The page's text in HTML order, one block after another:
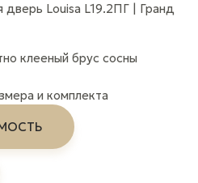
Louisa L19.2ПГ | Гранд
клееный брус сосны
и комплекта